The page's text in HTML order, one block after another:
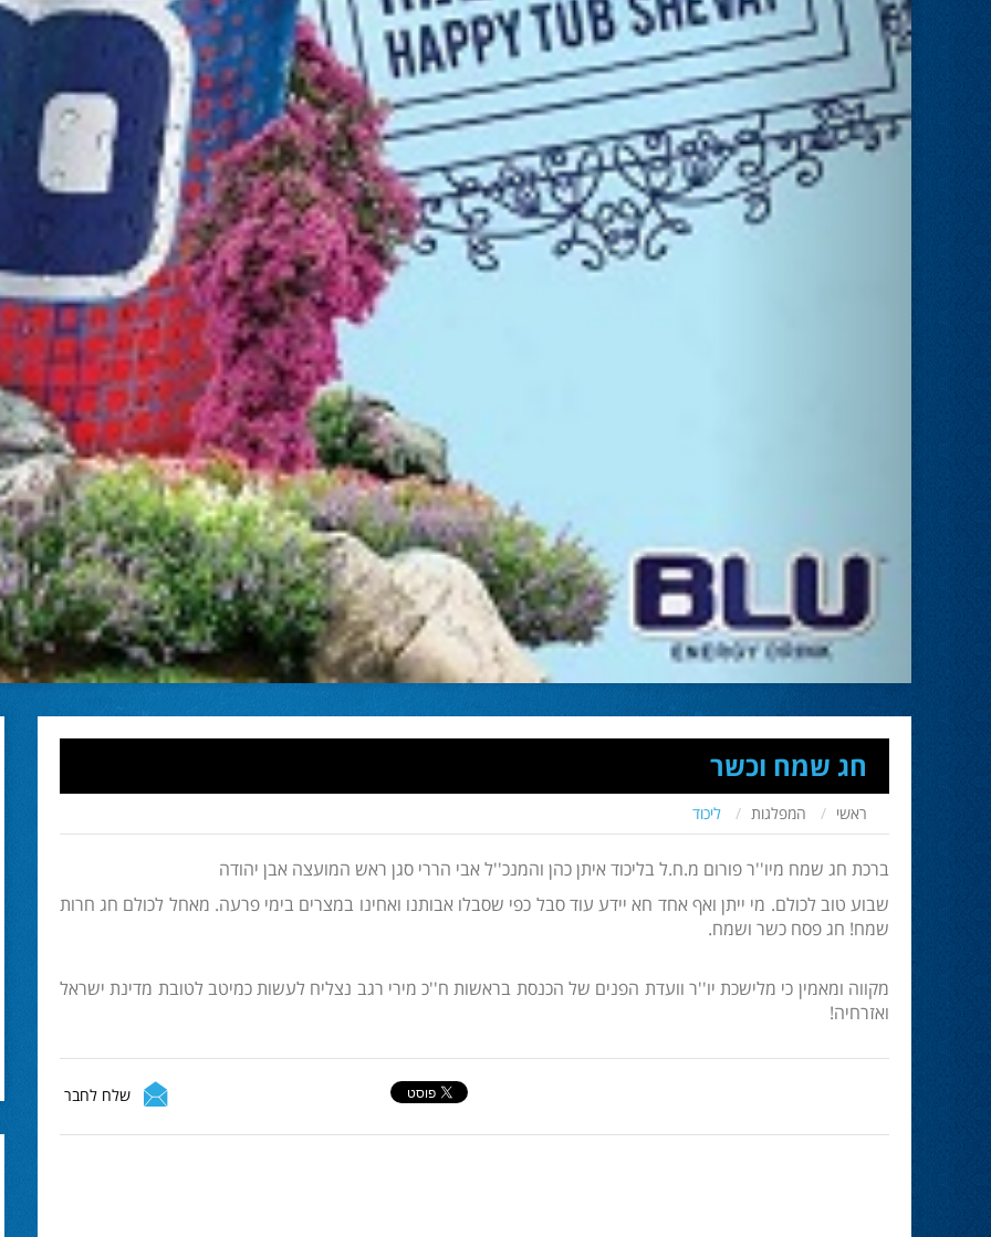
חג שמח וכשר
ראשי המפלגות ליכוד
ברכת חג שמח מיו''ר פורום מ.ח.ל בליכוד איתן כהן והמנכ''ל אבי הררי סגן ראש המועצה אבן יהודה
שבוע טוב לכולם. מי ייתן ואף אחד חא יידע עוד סבל כפי שסבלו אבותנו ואחינו במצרים בימי פרעה. מאחל לכולם חג חרות
שמח! חג פסח כשר ושמח.
מקווה ומאמין כי מלישכת יו''ר וועדת הפנים של הכנסת בראשות ח''כ מירי רגב נצליח לעשות כמיטב לטובת מדינת ישראל
ואזרחיה!
שלח לחבר